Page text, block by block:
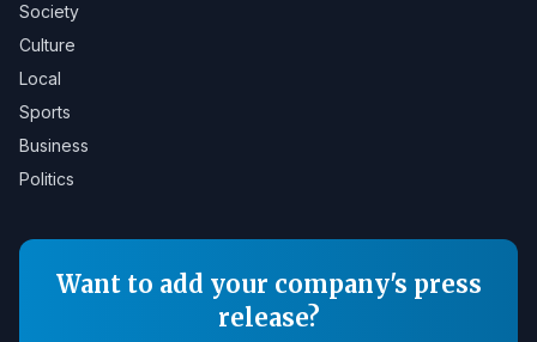
Society
Culture
Local
Sports
Business
Politics
Want to add your company's press
release?